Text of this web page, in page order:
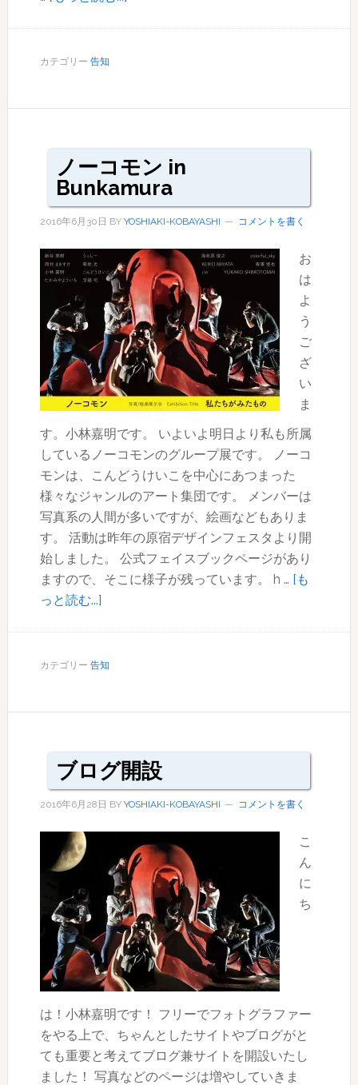
カテゴリー 告知
ノーコモン in
Bunkamura
2016年6月30日 BY YOSHIAKI-KOBAYASHI コメントを書く
お
は
よ
う
ご
ざ
い
ま
す。小林嘉明です。 いよいよ明日より私も所属
しているノーコモンのグループ展です。 ノーコ
モンは、こんどうけいこを中心にあつまった
様々なジャンルのアート集団です。 メンバーは
写真系の人間が多いですが、絵画などもありま
す。 活動は昨年の原宿デザインフェスタより開
始しました。 公式フェイスブックページがあり
ますので、そこに様子が残っています。 h … [も
っと読む...]about
コ
カテゴリー 告知
ブログ開設
2016年6月28日 BY YOSHIAKI-KOBAYASHI コメントを書く
こ
ん
に
ち
は！小林嘉明です！ フリーでフォトグラファー
をやる上で、ちゃんとしたサイトやブログがと
ても重要と考えてブログ兼サイトを開設いたし
ました！ 写真などのページは増やしていきま